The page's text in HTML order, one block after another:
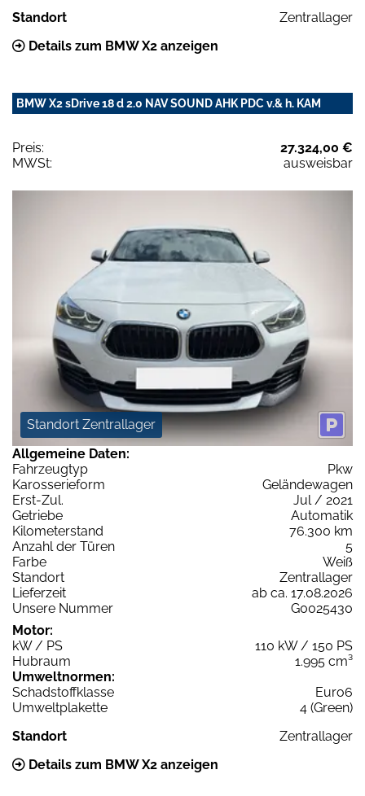
Standort
Zentrallager
Details zum BMW X2 anzeigen
BMW X2 sDrive 18 d 2.0 NAV SOUND AHK PDC v.& h. KAM
Preis:
27.324,00 €
MWSt:
ausweisbar
Standort Zentrallager
Allgemeine Daten:
Fahrzeugtyp
Pkw
Karosserieform
Geländewagen
Erst-Zul.
Jul / 2021
Getriebe
Automatik
Kilometerstand
76.300 km
Anzahl der Türen
5
Farbe
Weiß
Standort
Zentrallager
Lieferzeit
ab ca. 17.08.2026
Unsere Nummer
G0025430
Motor:
kW / PS
110 kW / 150 PS
Hubraum
1.995 cm³
Umweltnormen:
Schadstoffklasse
Euro6
Umweltplakette
4 (Green)
Standort
Zentrallager
Details zum BMW X2 anzeigen